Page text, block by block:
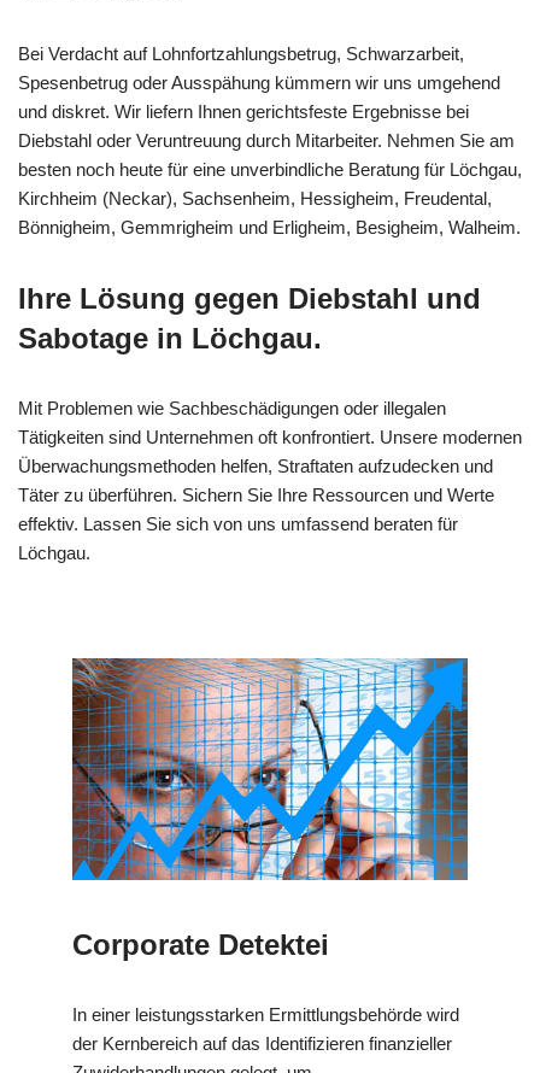
Bei Verdacht auf Lohnfortzahlungsbetrug, Schwarzarbeit,
Spesenbetrug oder Ausspähung kümmern wir uns umgehend
und diskret. Wir liefern Ihnen gerichtsfeste Ergebnisse bei
Diebstahl oder Veruntreuung durch Mitarbeiter. Nehmen Sie am
besten noch heute für eine unverbindliche Beratung für Löchgau,
Kirchheim (Neckar), Sachsenheim, Hessigheim, Freudental,
Bönnigheim, Gemmrigheim und Erligheim, Besigheim, Walheim.
Ihre Lösung gegen Diebstahl und
Sabotage in Löchgau.
Mit Problemen wie Sachbeschädigungen oder illegalen
Tätigkeiten sind Unternehmen oft konfrontiert. Unsere modernen
Überwachungsmethoden helfen, Straftaten aufzudecken und
Täter zu überführen. Sichern Sie Ihre Ressourcen und Werte
effektiv. Lassen Sie sich von uns umfassend beraten für
Löchgau.
Corporate Detektei
In einer leistungsstarken Ermittlungsbehörde wird
der Kernbereich auf das Identifizieren finanzieller